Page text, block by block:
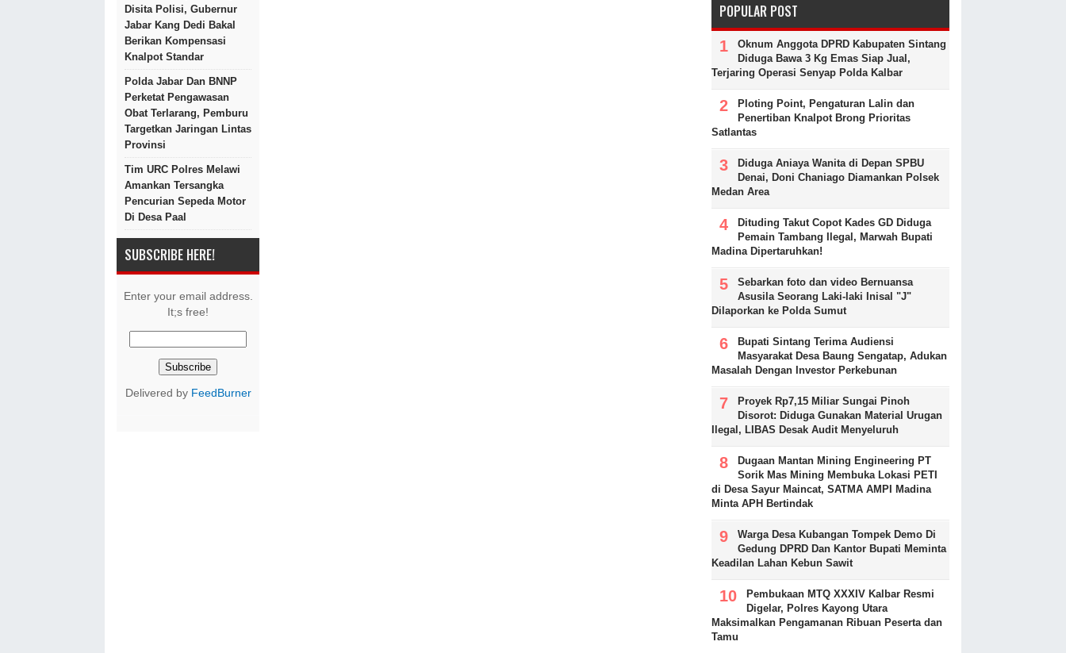
Disita Polisi, Gubernur
Jabar Kang Dedi Bakal
Berikan Kompensasi
Knalpot Standar
Polda Jabar Dan BNNP
Perketat Pengawasan
Obat Terlarang, Pemburu
Targetkan Jaringan Lintas
Provinsi
Tim URC Polres Melawi
Amankan Tersangka
Pencurian Sepeda Motor
Di Desa Paal
SUBSCRIBE HERE!
Enter your email address.
It;s free!
Delivered by FeedBurner
POPULAR POST
Oknum Anggota DPRD Kabupaten Sintang
Diduga Bawa 3 Kg Emas Siap Jual,
Terjaring Operasi Senyap Polda Kalbar
Ploting Point, Pengaturan Lalin dan
Penertiban Knalpot Brong Prioritas
Satlantas
Diduga Aniaya Wanita di Depan SPBU
Denai, Doni Chaniago Diamankan Polsek
Medan Area
Dituding Takut Copot Kades GD Diduga
Pemain Tambang Ilegal, Marwah Bupati
Madina Dipertaruhkan!
Sebarkan foto dan video Bernuansa
Asusila Seorang Laki-laki Inisal "J"
Dilaporkan ke Polda Sumut
Bupati Sintang Terima Audiensi
Masyarakat Desa Baung Sengatap, Adukan
Masalah Dengan Investor Perkebunan
Proyek Rp7,15 Miliar Sungai Pinoh
Disorot: Diduga Gunakan Material Urugan
Ilegal, LIBAS Desak Audit Menyeluruh
Dugaan Mantan Mining Engineering PT
Sorik Mas Mining Membuka Lokasi PETI
di Desa Sayur Maincat, SATMA AMPI Madina
Minta APH Bertindak
Warga Desa Kubangan Tompek Demo Di
Gedung DPRD Dan Kantor Bupati Meminta
Keadilan Lahan Kebun Sawit
Pembukaan MTQ XXXIV Kalbar Resmi
Digelar, Polres Kayong Utara
Maksimalkan Pengamanan Ribuan Peserta dan
Tamu